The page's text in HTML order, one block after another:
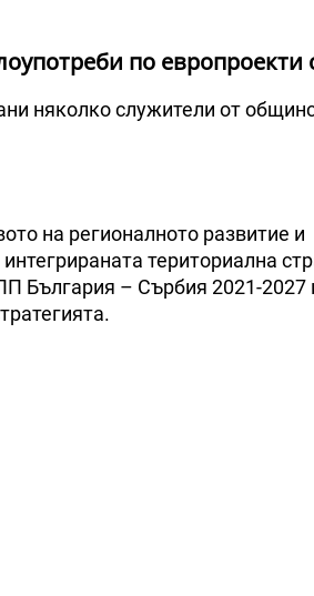
по европроекти
няколко служители от
на регионалното развитие и
териториална
България – Сърбия 2021-2027